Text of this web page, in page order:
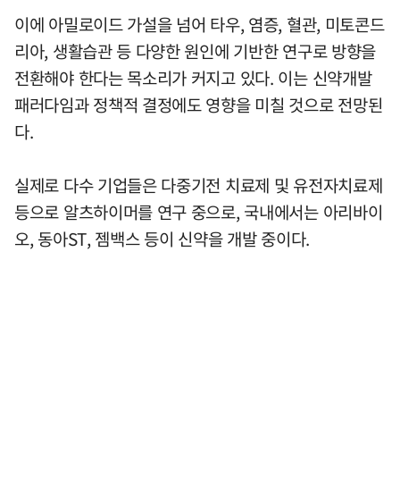
이에 아밀로이드 가설을 넘어 타우, 염증, 혈관, 미토콘드
리아, 생활습관 등 다양한 원인에 기반한 연구로 방향을
전환해야 한다는 목소리가 커지고 있다. 이는 신약개발
패러다임과 정책적 결정에도 영향을 미칠 것으로 전망된
다.
실제로 다수 기업들은 다중기전 치료제 및 유전자치료제
등으로 알츠하이머를 연구 중으로, 국내에서는 아리바이
오, 동아ST, 젬백스 등이 신약을 개발 중이다.